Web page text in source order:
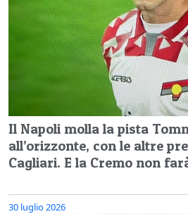
Il Napoli molla la pista
all’orizzonte, con le altre
Cagliari. E la Cremo non
30 luglio 2026